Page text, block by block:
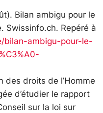
Bilan ambigu pour le
Swissinfo.ch. Repéré à
bilan-ambigu-pour-le-
des droits de l’Homme
d’étudier le rapport
sur la loi sur